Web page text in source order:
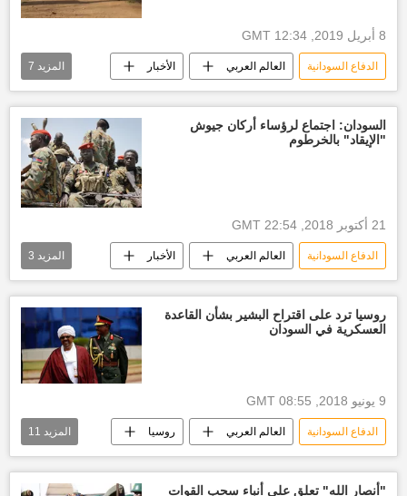
8 أبريل 2019, 12:34 GMT
الدفاع السودانية العالم العربي الأخبار
الخرطوم الحكومة السودانية
الداخلية السودانية المعارضة السودانية
الاقتصاد السوداني
المزيد 7
السودان: اجتماع لرؤساء أركان جيوش
"الإيقاد" بالخرطوم
21 أكتوبر 2018, 22:54 GMT
الدفاع السودانية العالم العربي الأخبار
أخبار السودان اليوم أخبار العالم الآن
أخبار جنوب السودان
المزيد 3
روسيا ترد على اقتراح البشير بشأن القاعدة
العسكرية في السودان
9 يونيو 2018, 08:55 GMT
الدفاع السودانية العالم العربي روسيا
الأخبار عمر البشير
الرئاسة السودانية الاقتصاد السوداني
المزيد 11
"أنصار الله" تعلق على أنباء سحب القوات